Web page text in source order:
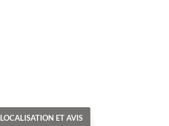
LOCALISATION ET AVIS